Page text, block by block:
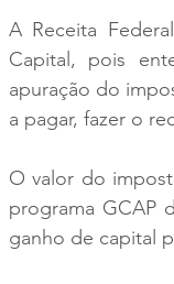
A Receita
Capital, pois
apuração do
a pagar, fazer o
O valor do
programa GCAP
ganho de capital